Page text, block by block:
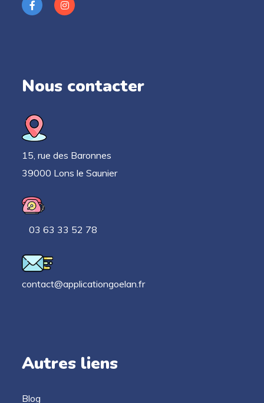
Nous contacter
15, rue des Baronnes
39000 Lons le Saunier
03 63 33 52 78
contact@applicationgoelan.fr
Autres liens
Blog